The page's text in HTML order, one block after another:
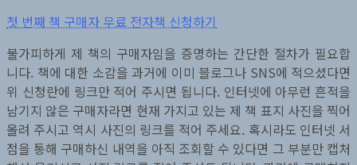
첫 번째 책 구매자 무료 전자책 신청하기
불가피하게 제 책의 구매자임을 증명하는 간단한 절차가 필요합
니다. 책에 대한 소감을 과거에 이미 블로그나 SNS에 적으셨다면
위 신청란에 링크만 적어 주시면 됩니다. 인터넷에 아무런 흔적을
남기지 않은 구매자라면 현재 가지고 있는 제 책 표지 사진을 찍어
올려 주시고 역시 사진의 링크를 적어 주세요. 혹시라도 인터넷 서
점을 통해 구매하신 내역을 아직 조회할 수 있다면 그 부분만 캡처